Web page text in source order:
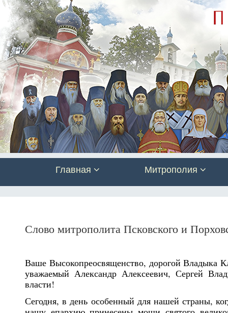
Главная Митрополия
Слово митрополита Псковского и
Ваше Высокопреосвященство, дорогой Владыка
уважаемый Александр Алексеевич, Сергей
власти!
Сегодня, в день особенный для нашей страны,